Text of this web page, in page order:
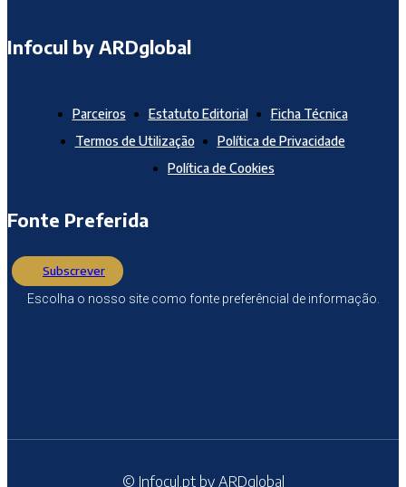
Infocul by ARDglobal
Parceiros Estatuto Editorial
Ficha Técnica
Termos de Utilização
Política de Privacidade
Política de Cookies
Fonte Preferida
Subscrever
Escolha o nosso site como fonte preferêncial de informação.
© Infocul.pt by ARDglobal